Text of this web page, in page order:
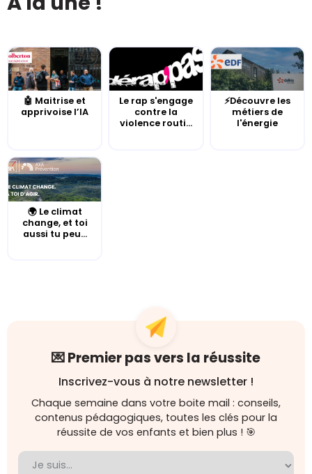
🤖 Maitrise et
apprivoise l’IA
Le rap s'engage
contre la
violence routi...
⚡Découvre les
métiers de
l'énergie
🌍 Le climat
change, et toi
aussi tu peu...
💌 Premier pas vers la réussite
Inscrivez-vous à notre newsletter !
Chaque semaine dans votre boite mail : conseils,
contenus pédagogiques, toutes les clés pour la
réussite de vos enfants et bien plus ! 🎯